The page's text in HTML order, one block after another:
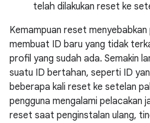
telah dilakukan reset ke
Kemampuan reset
membuat ID baru yang tidak
profil yang sudah ada. Semakin
suatu ID bertahan, seperti ID
beberapa kali reset ke setelan
pengguna mengalami pelacakan
reset saat penginstalan ulang,